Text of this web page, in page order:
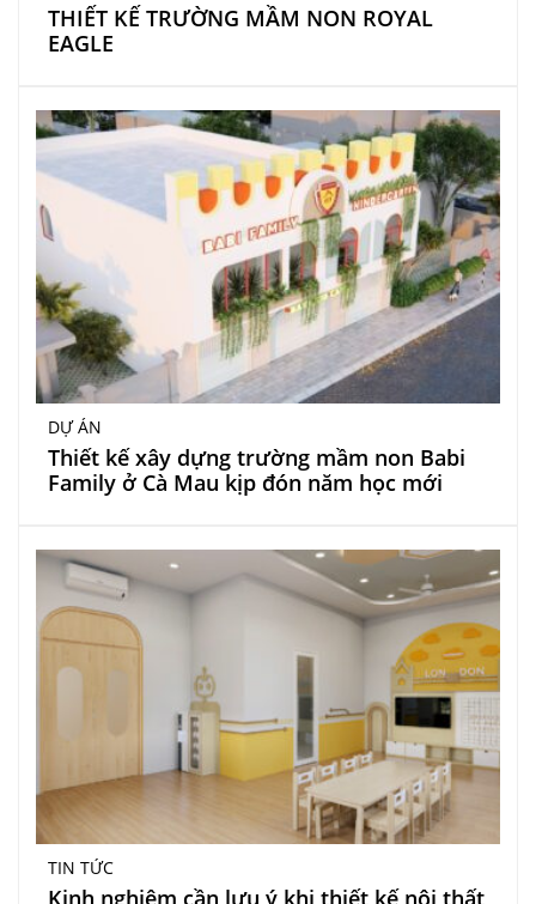
THIẾT KẾ TRƯỜNG MẦM NON ROYAL
EAGLE
DỰ ÁN
Thiết kế xây dựng trường mầm non Babi
Family ở Cà Mau kịp đón năm học mới
TIN TỨC
Kinh nghiệm cần lưu ý khi thiết kế nội thất